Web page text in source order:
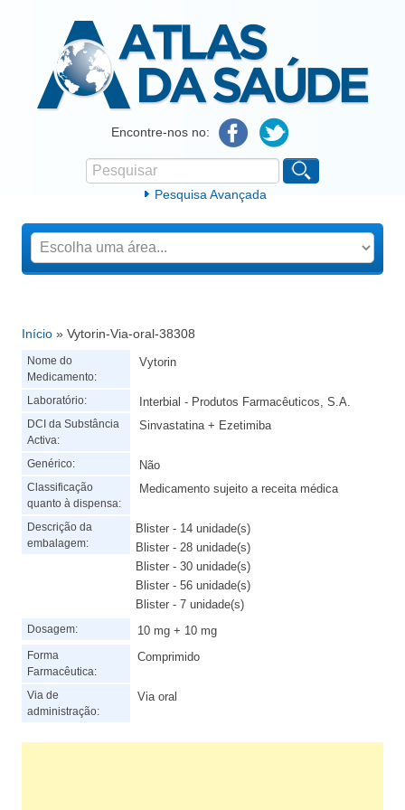
Atlas da SaúdeEncontre-nos no:
Formulário de procura
Pesquisar
Pesquisa Avançada
Está aqui
Início » Vytorin-Via-oral-38308
Nome do
Medicamento:
Vytorin
Laboratório: Interbial - Produtos Farmacêuticos, S.A.
DCI da Substância
Activa:
Sinvastatina + Ezetimiba
Genérico: Não
Classificação
quanto à dispensa:
Medicamento sujeito a receita médica
Descrição da
embalagem:
Blister - 14 unidade(s)
Blister - 28 unidade(s)
Blister - 30 unidade(s)
Blister - 56 unidade(s)
Blister - 7 unidade(s)
Dosagem: 10 mg + 10 mg
Forma
Farmacêutica:
Comprimido
Via de
administração:
Via oral